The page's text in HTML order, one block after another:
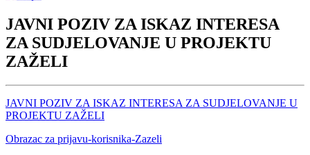
JAVNI POZIV ZA ISKAZ INTERESA
ZA SUDJELOVANJE U PROJEKTU
ZAŽELI
JAVNI POZIV ZA ISKAZ INTERESA ZA SUDJELOVANJE U
PROJEKTU ZAŽELI
Obrazac za prijavu-korisnika-Zazeli